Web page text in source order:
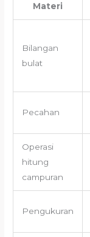
Materi
Bilangan
bulat
Pecahan
Operasi
hitung
campuran
Pengukuran